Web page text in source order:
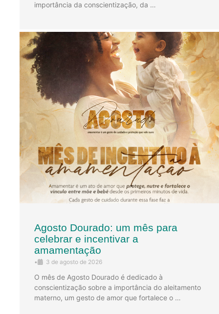
importância da conscientização, da …
Agosto Dourado: um mês para
celebrar e incentivar a
amamentação
• 3 de agosto de 2026
O mês de Agosto Dourado é dedicado à
conscientização sobre a importância do aleitamento
materno, um gesto de amor que fortalece o …